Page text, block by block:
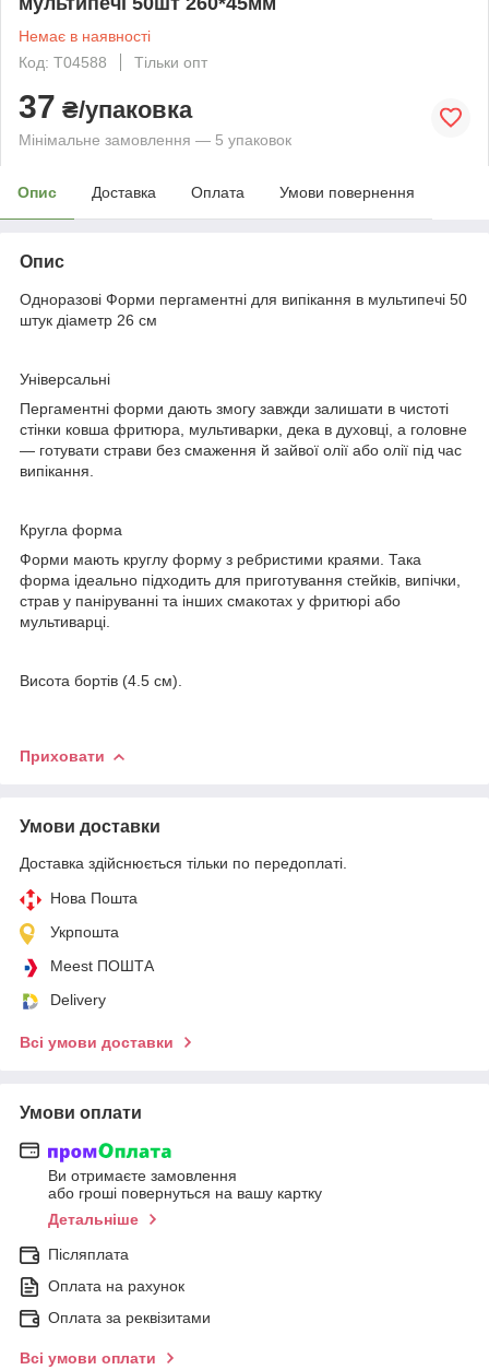
Немає в наявності
Код: Т04588
Тільки опт
37 ₴/упаковка
Мінімальне замовлення — 5 упаковок
Опис Доставка Оплата Умови повернення
Опис
Одноразові Форми пергаментні для випікання в мультипечі 50
штук діаметр 26 см
Універсальні
Пергаментні форми дають змогу завжди залишати в чистоті
стінки ковша фритюра, мультиварки, дека в духовці, а головне
— готувати страви без смаження й зайвої олії або олії під час
випікання.
Кругла форма
Форми мають круглу форму з ребристими краями. Така
форма ідеально підходить для приготування стейків, випічки,
страв у паніруванні та інших смакотах у фритюрі або
мультиварці.
Висота бортів (4.5 см).
Приховати
Умови доставки
Доставка здійснюється тільки по передоплаті.
Нова Пошта
Укрпошта
Meest ПОШТА
Delivery
Всі умови доставки
Умови оплати
Ви отримаєте замовлення
або гроші повернуться на вашу картку
Детальніше
Післяплата
Оплата на рахунок
Оплата за реквізитами
Всі умови оплати